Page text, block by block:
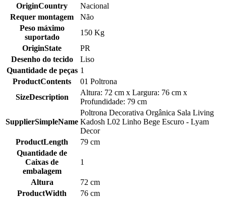
OriginCountry
Nacional
Requer montagem
Não
Peso máximo
suportado
150 Kg
OriginState
PR
Desenho do tecido
Liso
Quantidade de peças 1
ProductContents
01 Poltrona
SizeDescription
Altura: 72 cm x Largura: 76 cm x
Profundidade: 79 cm
SupplierSimpleName
Poltrona Decorativa Orgânica Sala Living
Kadosh L02 Linho Bege Escuro - Lyam
Decor
ProductLength
79 cm
Quantidade de
Caixas de
embalagem
1
Altura
72 cm
ProductWidth
76 cm